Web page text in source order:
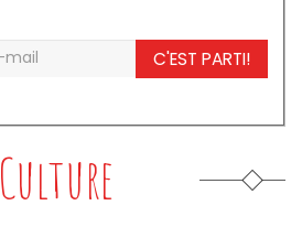
C'EST PARTI!
Culture